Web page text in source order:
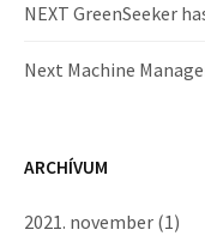
NEXT GreenSeeker
Next Machine
ARCHÍVUM
2021. november (1)